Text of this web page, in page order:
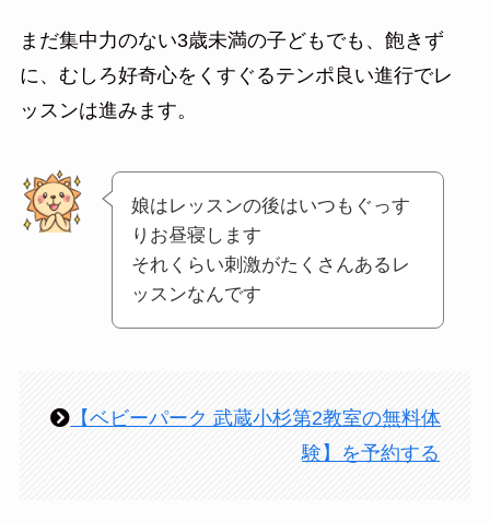
まだ集中力のない3歳未満の子どもでも、飽きず
に、むしろ好奇心をくすぐるテンポ良い進行でレ
ッスンは進みます。
娘はレッスンの後はいつもぐっす
りお昼寝します
それくらい刺激がたくさんあるレ
ッスンなんです
【ベビーパーク 武蔵小杉第2教室の無料体
験】を予約する